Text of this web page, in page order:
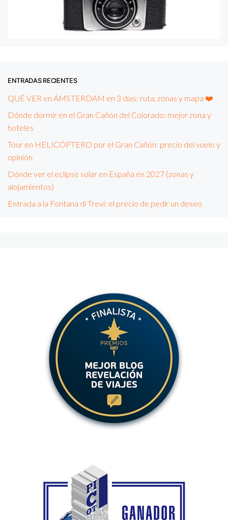
ENTRADAS RECIENTES
QUÉ VER en ÁMSTERDAM en 3 días: ruta, zonas y mapa ❤️
Dónde dormir en el Gran Cañón del Colorado: mejor zona y
hoteles
Tour en HELICÓPTERO por el Gran Cañón: precio del vuelo y
opinión
Dónde ver el eclipse solar en España en 2027 (zonas y
alojamientos)
Entrada a la Fontana di Trevi: el precio de pedir un deseo